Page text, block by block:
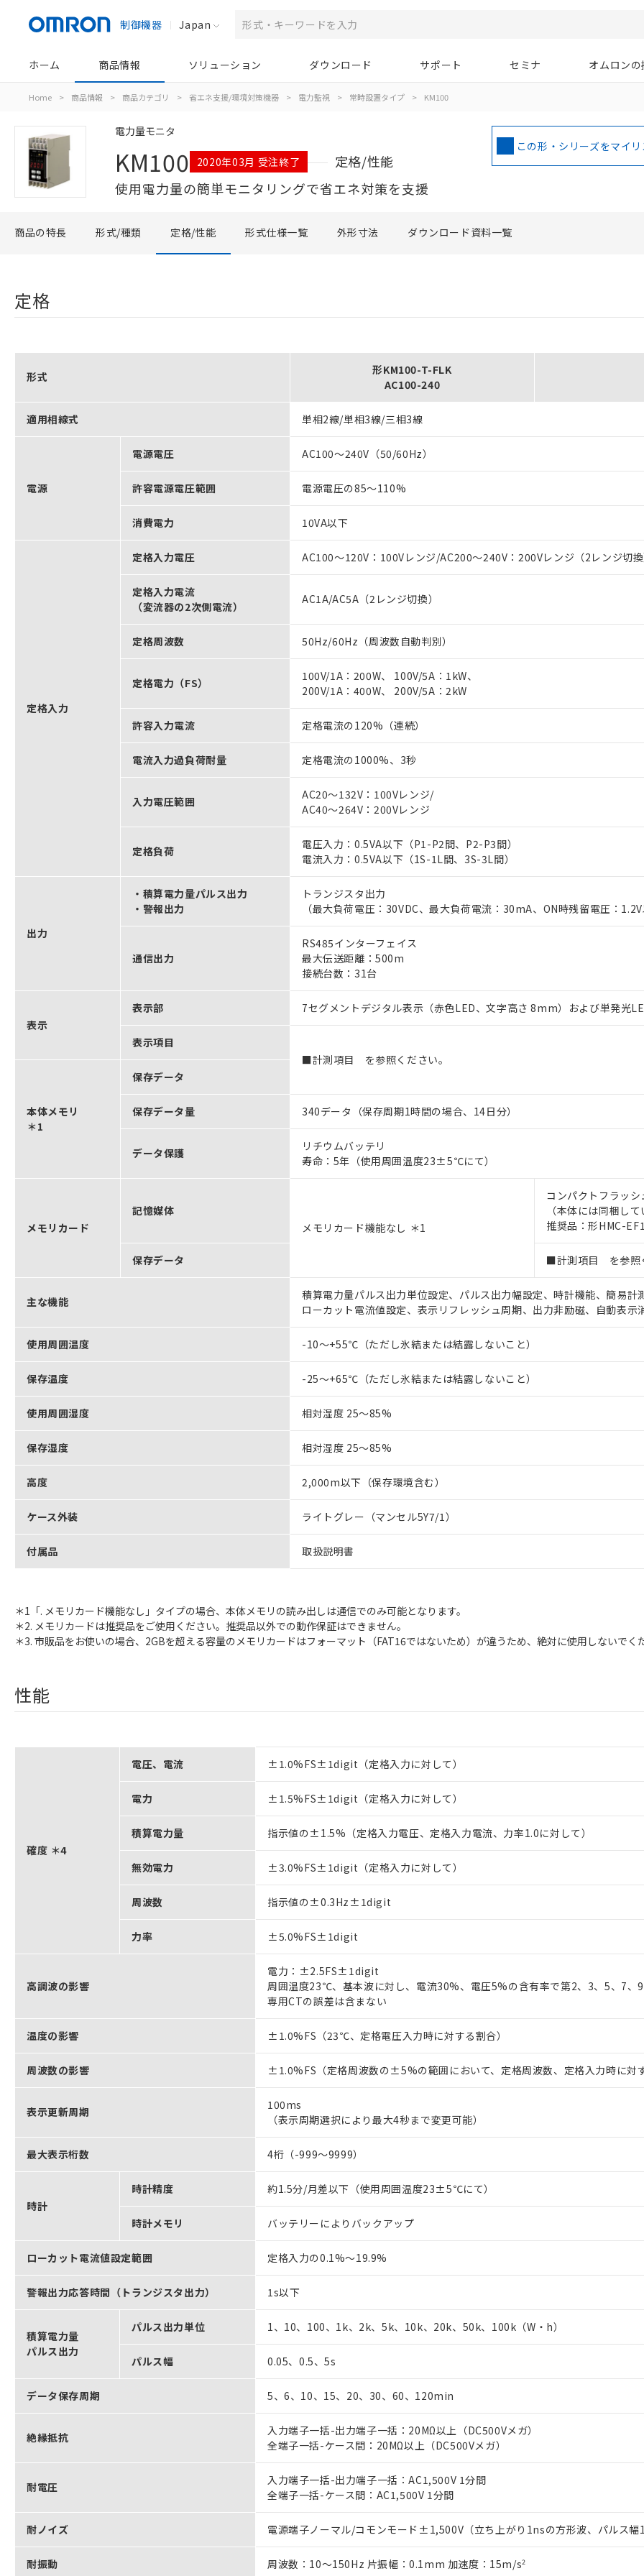
制御機器 Japan
ホーム 商品情報 ソリューション ダウンロード サポート セミナ オムロン
Home > 商品情報 > 商品カテゴリ > 省エネ支援/環境対策機器 > 電力監視 > 常時設置タイプ > KM100
電力量モニタ
KM100 2020年03月 受注終了
定格/性能
使用電力量の簡単モニタリングで省エネ対策を支援
この形・シリーズをマイ
商品の特長 形式/種類 定格/性能 形式仕様一覧 外形寸法 ダウンロード資料一覧
定格
形式
形KM100-T-FLK
AC100-240
適用相線式 単相2線/単相3線/三相3線
電源
電源電圧 AC100～240V（50/60Hz）
許容電源電圧範囲 電源電圧の85～110%
消費電力 10VA以下
定格入力
定格入力電圧 AC100～120V：100Vレンジ/AC200～240V：200Vレンジ（2レンジ切
定格入力電流
（変流器の2次側電流）
AC1A/AC5A（2レンジ切換）
定格周波数 50Hz/60Hz（周波数自動判別）
定格電力（FS）
100V/1A：200W、 100V/5A：1kW、
200V/1A：400W、 200V/5A：2kW
許容入力電流 定格電流の120%（連続）
電流入力過負荷耐量 定格電流の1000%、3秒
入力電圧範囲
AC20～132V：100Vレンジ/
AC40～264V：200Vレンジ
定格負荷
電圧入力：0.5VA以下（P1-P2間、P2-P3間）
電流入力：0.5VA以下（1S-1L間、3S-3L間）
出力
・積算電力量パルス出力
・警報出力
トランジスタ出力
（最大負荷電圧：30VDC、最大負荷電流：30mA、ON時残留電圧：
通信出力
RS485インターフェイス
最大伝送距離：500m
接続台数：31台
表示
表示部 7セグメントデジタル表示（赤色LED、文字高さ 8mm）および単発光
表示項目
■計測項目 を参照ください。
本体メモリ
＊1
保存データ
保存データ量 340データ（保存周期1時間の場合、14日分）
データ保護
リチウムバッテリ
寿命：5年（使用周囲温度23±5℃にて）
メモリカード
記憶媒体
メモリカード機能なし ＊1
コンパクトフラッ
（本体には同梱し
推奨品：形HMC-
保存データ ■計測項目 を参照
主な機能
積算電力量パルス出力単位設定、パルス出力幅設定、時計機能、簡易計
ローカット電流値設定、表示リフレッシュ周期、出力非励磁、自動表示
使用周囲温度 -10～+55℃（ただし氷結または結露しないこと）
保存温度 -25～+65℃（ただし氷結または結露しないこと）
使用周囲湿度 相対湿度 25～85%
保存湿度 相対湿度 25～85%
高度 2,000m以下（保存環境含む）
ケース外装 ライトグレー（マンセル5Y7/1）
付属品 取扱説明書
＊1「. メモリカード機能なし」タイプの場合、本体メモリの読み出しは通信でのみ可能となります。
＊2. メモリカードは推奨品をご使用ください。推奨品以外での動作保証はできません。
＊3. 市販品をお使いの場合、2GBを超える容量のメモリカードはフォーマット（FAT16ではないため）が違うため、絶対に使用しないでく
性能
確度 ＊4
電圧、電流 ±1.0%FS±1digit（定格入力に対して）
電力 ±1.5%FS±1digit（定格入力に対して）
積算電力量 指示値の±1.5%（定格入力電圧、定格入力電流、力率1.0に対して）
無効電力 ±3.0%FS±1digit（定格入力に対して）
周波数 指示値の±0.3Hz±1digit
力率 ±5.0%FS±1digit
高調波の影響
電力：±2.5FS±1digit
周囲温度23℃、基本波に対し、電流30%、電圧5%の含有率で第2、3、5、7、
専用CTの誤差は含まない
温度の影響 ±1.0%FS（23℃、定格電圧入力時に対する割合）
周波数の影響 ±1.0%FS（定格周波数の±5%の範囲において、定格周波数、定格入力時に対
表示更新周期
100ms
（表示周期選択により最大4秒まで変更可能）
最大表示桁数 4桁（-999～9999）
時計
時計精度 約1.5分/月差以下（使用周囲温度23±5℃にて）
時計メモリ バッテリーによりバックアップ
ローカット電流値設定範囲 定格入力の0.1%～19.9%
警報出力応答時間（トランジスタ出力） 1s以下
積算電力量
パルス出力
パルス出力単位 1、10、100、1k、2k、5k、10k、20k、50k、100k（W・h）
パルス幅 0.05、0.5、5s
データ保存周期 5、6、10、15、20、30、60、120min
絶縁抵抗
入力端子一括-出力端子一括：20MΩ以上（DC500Vメガ）
全端子一括-ケース間：20MΩ以上（DC500Vメガ）
耐電圧
入力端子一括-出力端子一括：AC1,500V 1分間
全端子一括-ケース間：AC1,500V 1分間
耐ノイズ 電源端子ノーマル/コモンモード±1,500V（立ち上がり1nsの方形波、パルス
耐振動 周波数：10～150Hz 片振幅：0.1mm 加速度：15m/s2